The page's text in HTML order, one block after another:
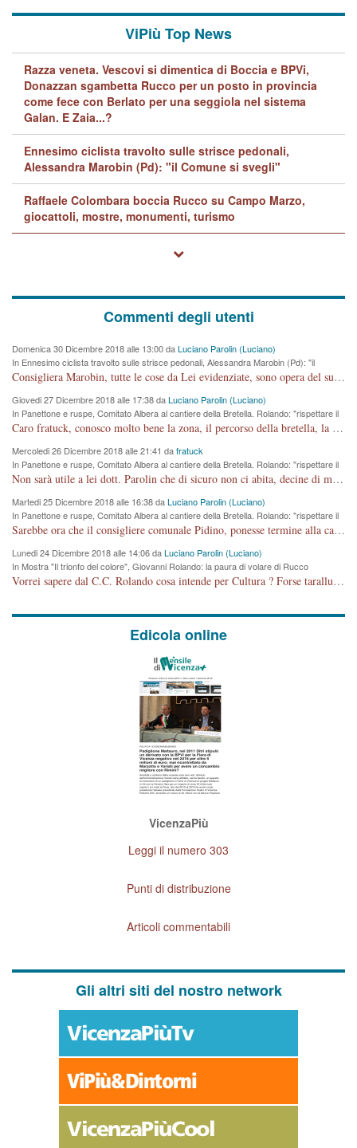
ViPiù Top News
Razza veneta. Vescovi si dimentica di Boccia e BPVi,
Donazzan sgambetta Rucco per un posto in provincia
come fece con Berlato per una seggiola nel sistema
Galan. E Zaia...?
Ennesimo ciclista travolto sulle strisce pedonali,
Alessandra Marobin (Pd): "il Comune si svegli"
Raffaele Colombara boccia Rucco su Campo Marzo,
giocattoli, mostre, monumenti, turismo
Commenti degli utenti
Domenica 30 Dicembre 2018 alle 13:00 daLuciano Parolin (Luciano)
In Ennesimo ciclista travolto sulle strisce pedonali, Alessandra Marobin (Pd): "il
Comune si svegli"
Consigliera Marobin, tutte le cose da Lei evidenziate, sono opera del suo ex Assessore e compagno di Partito Antonio Marco Dalla Pozza Assessore alla "progettazione" di piste ciclabili e altre porcherie. A lui manderei il conto da saldare per incidenti e danni alle persone. E' ora che "finiamola." Avete perso rassegnatevi. qui IL SINDACO RUCCO NON C'ENTRA PER NIENTE. CAPITO!!!!!!!! Amen.
Giovedi 27 Dicembre 2018 alle 17:38 daLuciano Parolin (Luciano)
In Panettone e ruspe, Comitato Albera al cantiere della Bretella. Rolando: "rispettare il
cronoprogramma"
Caro fratuck, conosco molto bene la zona, il percorso della bretella, la situazione dei cittadini, abito in Viale Trento. A partire dal 2003 ho partecipato al Comitato di Maddalene pro bretella, e a riunioni propositive per apportare modifiche al progetto. Numerose mie foto del territorio sono arrivate a Roma, altri miei interventi (non graditi dalla Sx) sono stati pubblicati dal GdV, assieme ad altri come Ciro Asproso, ora favorevole alla bretella. Ho partecipato alla raccolta firme per la chiusura della strada x 5 giorni eseguita dal Sindaco Hullwech per sforamento 180 Micro/g. Pertanto come impegno per la tematica sono apposto con la coscienza. Ora il Progetto è partito, fine! Voglio dire che la nuova Giunta "comunale" non c'entra più. L'opera sarà "malauguratamente" eseguita, ma non con il mio placet. Il Consigliere Comunale dovrebbe capire che la campagna elettorale è finita, con buona pace di tutti. Quello che invece dovrebbe interessare è la proprietà della strada, dall'uscita autostradale Ovest, sino alla Rotatoria dell'Albara, vi sono tre possessori: Autostrade SpA; La Provincia, il Comune. Come la mettiamo per il futuro ? I costi, da 50 sono saliti a 100 milioni di € come dire 20 milioni a KM (!) da non credere. Comunque si farà. Ma nessuno canti Vittoria, anzi meglio non farne un ulteriore fatto "partitico" per questioni elettorali o di seggio. Se mi manda la sua mail, sono disponibile ad inviare i documenti e le foto sopra descritte. Con ossequi, Luciano Parolin
Mercoledi 26 Dicembre 2018 alle 21:41 dafratuck
In Panettone e ruspe, Comitato Albera al cantiere della Bretella. Rolando: "rispettare il
cronoprogramma"
Non sarà utile a lei dott. Parolin che di sicuro non ci abita, decine di migliaia di TIR, automobili e padroncini che passano quotidianamente per una strada appena rotabile, non è più possibile stendere i panni, attraversare la strada senza rischiare la morte, le case stanno crepando, i tempi sono cambiati e la bretella non passerà assolutamente per maddalene (ma cosa sta a dire?!), dia invece responsabilità a chi ha costruito tagliando la strada che doveva invece terminare a isola vicentina e non al moracchino lasciando Motta di Costabissara ancora in panne di traffico. I tempi sono cambiati dottore e se l'anagrafe della vita stagna nell'essere umano impressioni conservatrici, la società non le considera perchè va avanti, si industrializza e ha bisogno di infrastrutture e di sviluppo. Ultima considerazione, se è geloso di Rolando perchè vede in lui solo campagne politiche mentre si difendono i SOLI diritti dei cittadini, la preghiamo faccia considerazioni più appropriate. Saluti e complimenti per i suoi scritti.
Martedi 25 Dicembre 2018 alle 16:38 daLuciano Parolin (Luciano)
In Panettone e ruspe, Comitato Albera al cantiere della Bretella. Rolando: "rispettare il
cronoprogramma"
Sarebbe ora che il consigliere comunale Pidino, ponesse termine alla campagna elettorale nel territorio del suo seggio Villaggio del Sole. La tiraca è iniziata, distruggerà 6 km di prateria ovest della città, ricca di fonti e sorgenti d'acqua. I cittadini di Maddalene non avranno più Pace la notte. Molta colpa per la costruzione di questa Strada è proprio del signor Rolando,dei suoi gazebo mobili e che vuol far passare questa opera VANDALICA come progetto "utile" a chi ? Non è cosa seria sig. Rolando!
Lunedi 24 Dicembre 2018 alle 14:06 daLuciano Parolin (Luciano)
In Mostra "Il trionfo del colore", Giovanni Rolando: la paura di volare di Rucco
Vorrei sapere dal C.C. Rolando cosa intende per Cultura ? Forse tarallucci, vino e sagre, o spaghetti tricolori del PD ? Il continuo (s)parlare della mostra a Palazzo Chiericati caro consigliere DANNEGGIA FORTEMENTE l'immagine della città TUTTA e fa deviare i consensi che in RUSSIA (badi bene ex U.R.S.S.) sono ECCELLENTI. A livello artistico l'evento è di alta Valenza culturale, COMPITO di Tutta la Cittadinanza fare il possibile per propagandare l'iniziativa senza farne UN CASO PARTITICO come fa Lei da sempre. Meno Gazebo + Partecipazione! E così sia. Amen.
Edicola online
VicenzaPiù
Leggi il numero 303
Punti di distribuzione
Articoli commentabili
Gli altri siti del nostro network